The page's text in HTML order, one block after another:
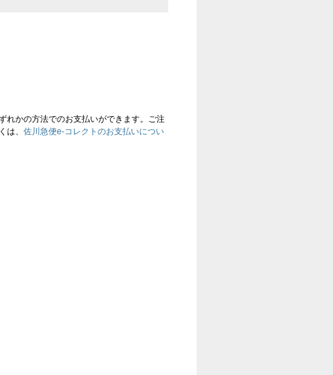
れかの方法でのお支払いができます。ご注
は、 佐川急便e-コレクトのお支払いについ